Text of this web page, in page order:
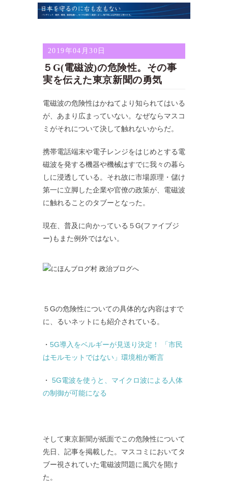
2019年04月30日
５G(電磁波)の危険性。その事
実を伝えた東京新聞の勇気
電磁波の危険性はかねてより知られてはいる
が、あまり広まっていない。なぜならマスコ
ミがそれについて決して触れないからだ。
携帯電話端末や電子レンジをはじめとする電
磁波を発する機器や機械はすでに我々の暮ら
しに浸透している。それ故に市場原理・儲け
第一に立脚した企業や官僚の政策が、電磁波
に触れることのタブーとなった。
現在、普及に向かっている５G(ファイブジ
ー)もまた例外ではない。
５Gの危険性についての具体的な内容はすで
に、るいネットにも紹介されている。
・ 5G導入をベルギーが見送り決定！ 「市民
はモルモットではない」環境相が断言
・ 5G電波を使うと、マイクロ波による人体
の制御が可能になる
そして東京新聞が紙面でこの危険性について
先日、記事を掲載した。マスコミにおいてタ
ブー視されていた電磁波問題に風穴を開け
た。